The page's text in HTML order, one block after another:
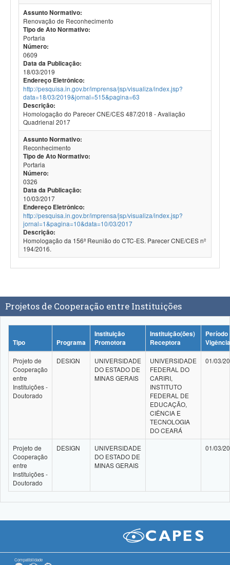
Assunto Normativo:
Renovação de Reconhecimento
Tipo de Ato Normativo:
Portaria
Número:
0609
Data da Publicação:
18/03/2019
Endereço Eletrônico:
http://pesquisa.in.gov.br/imprensa/jsp/visualiza/index.jsp?
data=18/03/2019&jornal=515&pagina=63
Descrição:
Homologação do Parecer CNE/CES 487/2018 - Avaliação
Quadrienal 2017
Assunto Normativo:
Reconhecimento
Tipo de Ato Normativo:
Portaria
Número:
0326
Data da Publicação:
10/03/2017
Endereço Eletrônico:
http://pesquisa.in.gov.br/imprensa/jsp/visualiza/index.jsp?
jornal=1&pagina=10&data=10/03/2017
Descrição:
Homologação da 156ª Reunião do CTC-ES. Parecer CNE/CES nº
194/2016.
Projetos de Cooperação entre Instituições
Tipo Programa
Instituição
Promotora
Instituição(ões)
Receptora
Período
Vigência
Projeto de
Cooperação
entre
Instituições -
Doutorado
DESIGN
UNIVERSIDADE
DO ESTADO DE
MINAS GERAIS
UNIVERSIDADE
FEDERAL DO
CARIRI,
INSTITUTO
FEDERAL DE
EDUCAÇÃO,
CIÊNCIA E
TECNOLOGIA
DO CEARÁ
01/03/
Projeto de
Cooperação
entre
Instituições -
Doutorado
DESIGN
UNIVERSIDADE
DO ESTADO DE
MINAS GERAIS
01/03/
Compatibilidade